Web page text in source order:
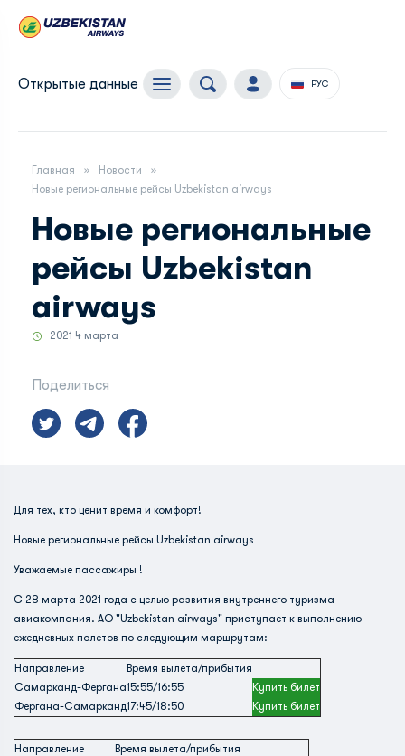
Открытые данные РУС
Главная
Новости
Новые региональные рейсы Uzbekistan airways
Новые региональные
рейсы Uzbekistan
airways
2021 4 марта
Поделиться
Для тех, кто ценит время и комфорт!
Новые региональные рейсы Uzbekistan airways
Уважаемые пассажиры !
С 28 марта 2021 года с целью развития внутреннего туризма
авиакомпания. АО "Uzbekistan airways" приступает к выполнению
ежедневных полетов по следующим маршрутам:
Направление
Время вылета/прибытия
Самарканд-Фергана15:55/16:55
Купить билет
Фергана-Самарканд17:45/18:50 Купить билет
Направление
Время вылета/прибытия